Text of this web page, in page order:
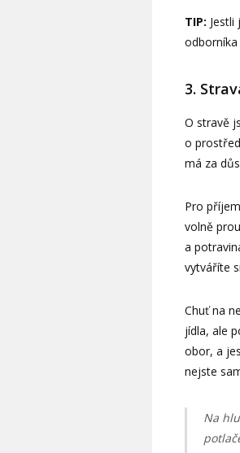
TIP:
3.
O stravě
o
má za
Pro
volně
a
vytváříte
Chuť na
jídla, ale
obor, a
nejste
Na